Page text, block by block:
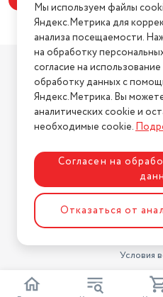
О
Для
Условия
Условия
Нашли ошибку на
Мы используем файлы
Яндекс.Метрика для
анализа посещаемости.
на обработку
согласие на
обработку данных с
Яндекс.Метрика. Вы
аналитических cookie и
необходимые cookie.
Согласен на
Отказаться от